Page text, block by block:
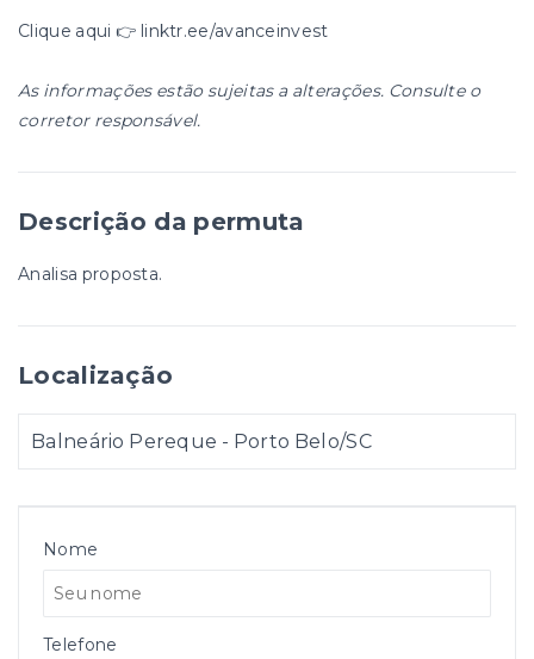
Nome
Telefone
Clique aqui 👉 linktr.ee/avanceinvest
As informações estão sujeitas a alterações. Consulte o
corretor responsável.
Descrição da permuta
Analisa proposta.
Localização
Balneário Pereque - Porto Belo/SC